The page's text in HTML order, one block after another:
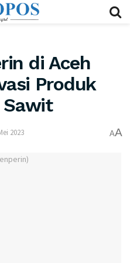
di Aceh
Produk
Sawit
2023 AA